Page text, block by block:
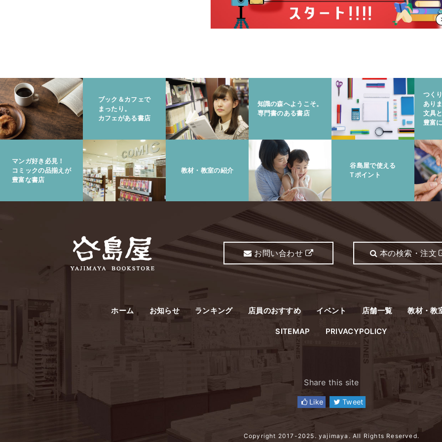
ブック＆カフェで
まったり。
カフェがある書店
知識の森へようこそ。
専門書のある書店
つく
ありま
文具
豊富
マンガ好き必見！
コミックの品揃えが
豊富な書店
教材・教室の紹介
谷島屋で使える
Tポイント
お問い合わせ 本の検索・注文
ホーム お知らせ ランキング 店員のおすすめ イベント 店舗一覧 教材・教
SITEMAP PRIVACYPOLICY
Share this site
Like Tweet
Copyright 2017-2025. yajimaya. All Rights Reserved.